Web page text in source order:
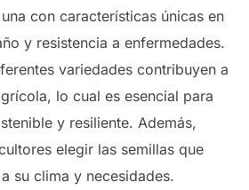
con características únicas en
y resistencia a enfermedades.
variedades contribuyen a
lo cual es esencial para
y resiliente. Además,
elegir las semillas que
su clima y necesidades.